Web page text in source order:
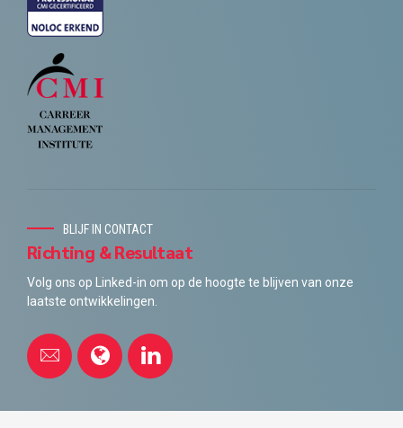
BLIJF IN CONTACT
Richting & Resultaat
Volg ons op Linked-in om op de hoogte te blijven van onze
laatste ontwikkelingen.